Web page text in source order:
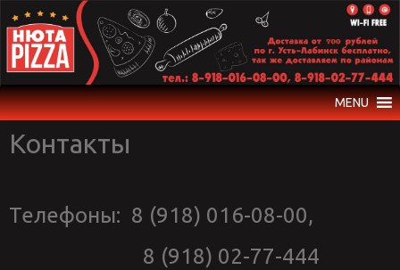
to
content
MENU
Контакты
Телефоны: 8 (918) 016-08-00,
8 (918) 02-77-444